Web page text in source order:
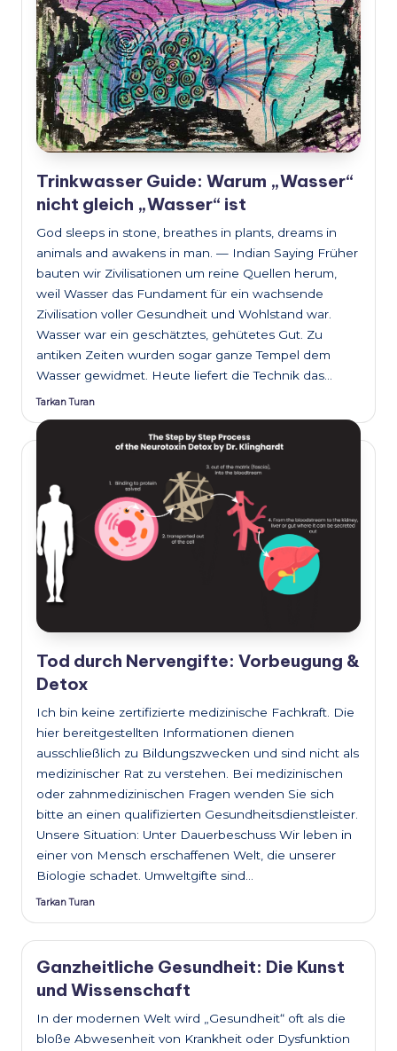
Trinkwasser Guide: Warum „Wasser“
nicht gleich „Wasser“ ist
God sleeps in stone, breathes in plants, dreams in
animals and awakens in man. — Indian Saying Früher
bauten wir Zivilisationen um reine Quellen herum,
weil Wasser das Fundament für ein wachsende
Zivilisation voller Gesundheit und Wohlstand war.
Wasser war ein geschätztes, gehütetes Gut. Zu
antiken Zeiten wurden sogar ganze Tempel dem
Wasser gewidmet. Heute liefert die Technik das…
Posted
by
Tarkan Turan
Tod durch Nervengifte: Vorbeugung &
Detox
Ich bin keine zertifizierte medizinische Fachkraft. Die
hier bereitgestellten Informationen dienen
ausschließlich zu Bildungszwecken und sind nicht als
medizinischer Rat zu verstehen. Bei medizinischen
oder zahnmedizinischen Fragen wenden Sie sich
bitte an einen qualifizierten Gesundheitsdienstleister.
Unsere Situation: Unter Dauerbeschuss Wir leben in
einer von Mensch erschaffenen Welt, die unserer
Biologie schadet. Umweltgifte sind…
Posted
Tarkan Turan
Ganzheitliche Gesundheit: Die Kunst
und Wissenschaft
In der modernen Welt wird „Gesundheit“ oft als die
bloße Abwesenheit von Krankheit oder Dysfunktion